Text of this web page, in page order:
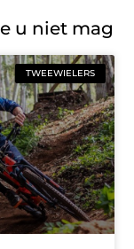
u niet mag
TWEEWIELERS